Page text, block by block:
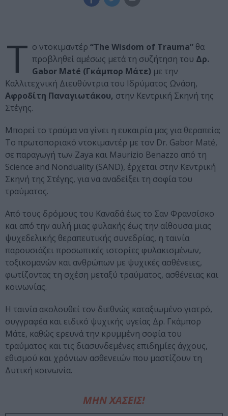
Τ ο ντοκιμαντέρ “The Wisdom of Trauma” θα
προβληθεί αμέσως μετά τη συζήτηση του Δρ.
Gabor Maté (Γκάμπορ Μάτε) με την
Καλλιτεχνική Διευθύντρια του Ιδρύματος Ωνάση,
Αφροδίτη Παναγιωτάκου, στην Κεντρική Σκηνή της
Στέγης.
Μπορεί το τραύμα να γίνει η ευκαιρία μας για θεραπεία;
Το πρωτοποριακό ντοκιμαντέρ με τον Dr. Gabor Maté,
σε παραγωγή των Zaya και Maurizio Benazzo από τη
Science and Nonduality (SAND), έρχεται στην Κεντρική
Σκηνή της Στέγης, για να αναδείξει τη σοφία του
τραύματος.
Από τους δρόμους του Καναδά έως το Σαν Φρανσίσκο
και από την αυλή μιας φυλακής έως την αίθουσα μιας
ψυχεδελικής θεραπευτικής συνεδρίας, η ταινία
παρουσιάζει προσωπικές ιστορίες φυλακισμένων,
τοξικομανών και ανθρώπων με ψυχικές ασθένειες,
φωτίζοντας τη σχέση μεταξύ τραύματος, ασθένειας και
κοινωνίας.
Η ταινία ακολουθεί τον διεθνώς καταξιωμένο γιατρό,
συγγραφέα και ειδικό ψυχικής υγείας Δρ. Γκάμπορ
Μάτε, καθώς ερευνά την κρυμμένη σοφία του
τραύματος και τις διασυνδεμένες επιδημίες άγχους,
εθισμού και χρόνιων ασθενειών που μαστίζουν τη
Δυτική κοινωνία.
ΜΗΝ ΧΑΣΕΙΣ!